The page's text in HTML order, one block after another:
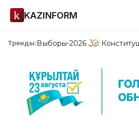
KAZINFORM
Тренды:Выборы-2026